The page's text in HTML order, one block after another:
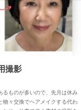
撮影
るものが多いので、先月は休み
物々交換でヘアメイクする代わ